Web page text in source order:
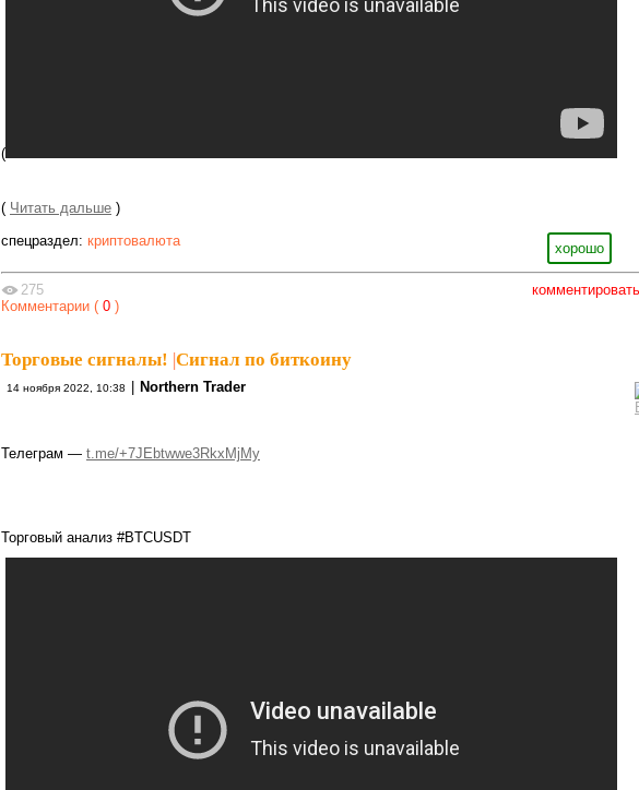
(
( Читать дальше )
хорошо
спецраздел: криптовалюта
комментировать
275
Комментарии ( 0 )
Торговые сигналы! |Сигнал по биткоину
14 ноября 2022, 10:38 | Northern Trader
Телеграм — t.me/+7JEbtwwe3RkxMjMy
Торговый анализ #BTCUSDT